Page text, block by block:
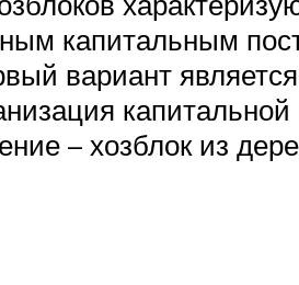
капитальным
вариант
– хозблок из